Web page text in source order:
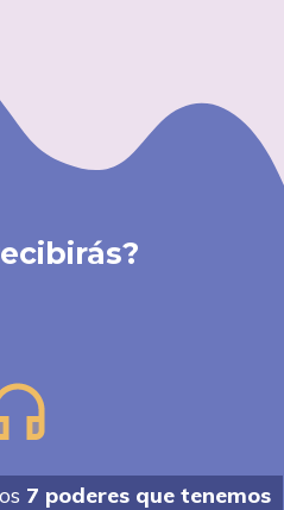
7 poderes que tenemos